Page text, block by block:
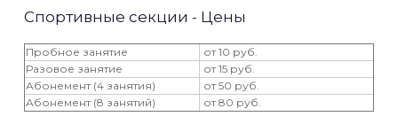
Спортивные секции - Цены
Пробное занятие
от 10 руб.
Разовое занятие
от 15 руб.
Абонемент (4 занятия)
от 50 руб.
Абонемент (8 занятий)
от 80 руб.